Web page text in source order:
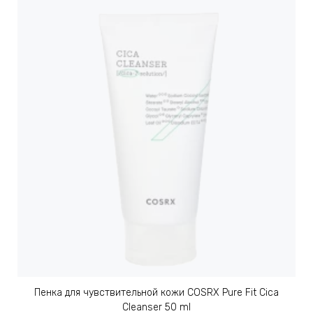
Пенка для чувствительной кожи COSRX Pure Fit Cica
Cleanser 50 ml